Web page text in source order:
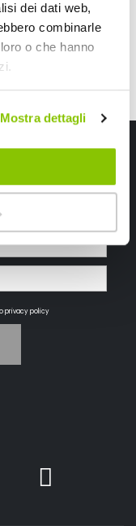
dei dati web,
combinarle
o che hanno
Mostra dettagli
Speedup
primo acquisto online!
privacy policy